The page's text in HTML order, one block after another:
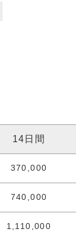
14日間
370,000
740,000
1,110,000